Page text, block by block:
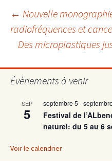
des
articles
← Nouvelle
radiofréquences et
Des microplastiques
Évènements à venir
SEP
5
septembre 5 -
Festival de
naturel: du 5 au 6
Voir le calendrier